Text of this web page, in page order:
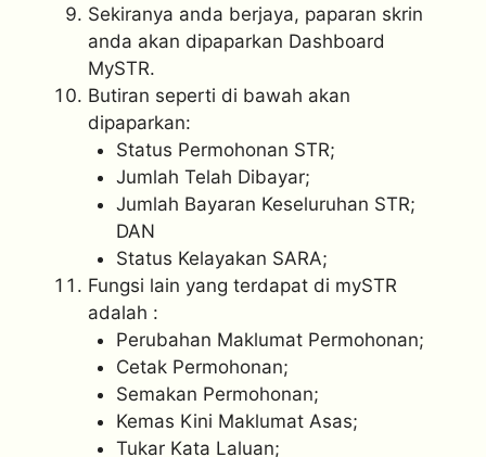
Sekiranya anda berjaya, paparan skrin
anda akan dipaparkan Dashboard
MySTR.
⁠Butiran seperti di bawah akan
dipaparkan:
Status Permohonan STR;
Jumlah Telah Dibayar;
Jumlah Bayaran Keseluruhan STR;
DAN
Status Kelayakan SARA;
Fungsi lain yang terdapat di mySTR
adalah :
Perubahan Maklumat Permohonan;
Cetak Permohonan;
Semakan Permohonan;
Kemas Kini Maklumat Asas;
Tukar Kata Laluan;